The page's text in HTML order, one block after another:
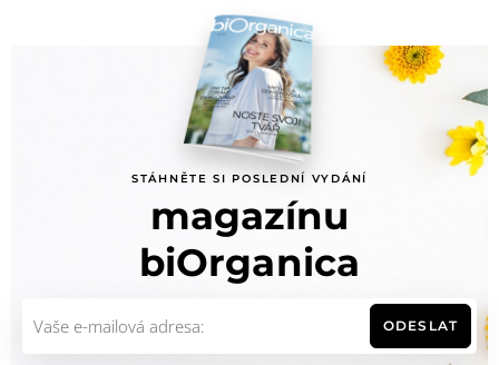
STÁHNĚTE SI POSLEDNÍ VYDÁNÍ
magazínu
biOrganica
ODESLAT